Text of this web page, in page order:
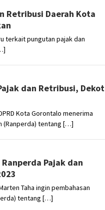
Retribusi Daerah Kota
terkait pungutan pajak dan
dan Retribusi, Dekot
Kota Gorontalo menerima
(Ranperda) tentang […]
Pajak dan
Taha ingin pembahasan
tentang […]